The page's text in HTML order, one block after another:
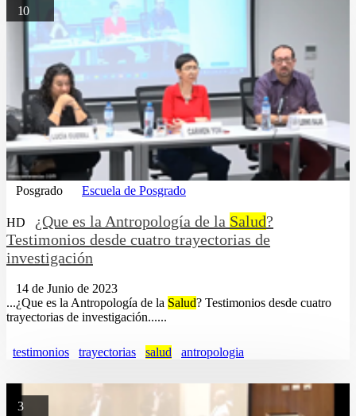
10
Posgrado Escuela de Posgrado
HD ¿Que es la Antropología de la Salud?
Testimonios desde cuatro trayectorias de
investigación
14 de Junio de 2023
...¿Que es la Antropología de la Salud? Testimonios desde cuatro
trayectorias de investigación......
testimonios trayectorias salud antropologia
3